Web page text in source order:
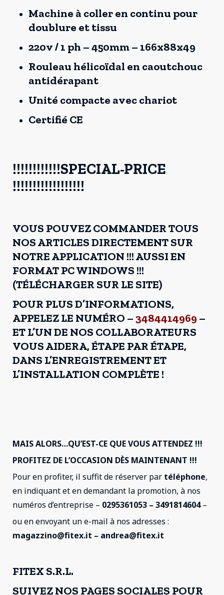
Machine à coller en continu pour
doublure et tissu
220v / 1 ph – 450mm – 166x88x49
Rouleau hélicoïdal en caoutchouc
antidérapant
Unité compacte avec chariot
Certifié CE
!!!!!!!!!!!!SPECIAL-PRICE
!!!!!!!!!!!!!!!!!!
VOUS POUVEZ COMMANDER TOUS
NOS ARTICLES DIRECTEMENT SUR
NOTRE APPLICATION !!! AUSSI EN
FORMAT PC WINDOWS !!!
(TÉLÉCHARGER SUR LE SITE)
POUR PLUS D’INFORMATIONS,
APPELEZ LE NUMÉRO –3484414969 –
ET L’UN DE NOS COLLABORATEURS
VOUS AIDERA, ÉTAPE PAR ÉTAPE,
DANS L’ENREGISTREMENT ET
L’INSTALLATION COMPLÈTE !
MAIS ALORS…QU’EST-CE QUE VOUS ATTENDEZ !!!
PROFITEZ DE L’OCCASION DÈS MAINTENANT !!!
Pour en profiter, il suffit de réserver par téléphone,
en indiquant et en demandant la promotion, à nos
numéros d’entreprise – 0295361053 – 3491814604–
ou en envoyant un e-mail à nos adresses :
magazzino@fitex.it – andrea@fitex.it
FITEX S.R.L.
SUIVEZ NOS PAGES SOCIALES POUR